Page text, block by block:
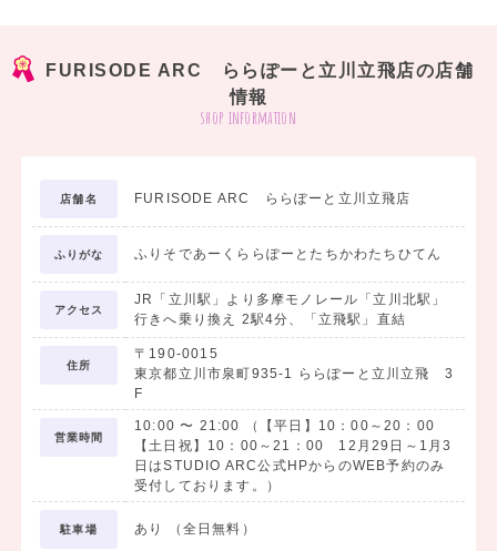
卒業袴フルセットレンタル 15,300円～
-------------------
-------------------
二尺振袖、袴、襦袢、半襟、
重ね衿、草履、半巾帯、衿芯
腰紐3本、コーリンベルト、伊達締め2本
-------------------
レンタルの流れ
FURISODE ARC ららぽーと立川立飛店の店舗
情報
shop information
店舗名 FURISODE ARC ららぽーと立川立飛店
ふりがな ふりそであーくららぽーとたちかわたちひてん
アクセス
JR「立川駅」より多摩モノレール「立川北駅」
行きへ乗り換え 2駅4分、「立飛駅」直結
住所
〒190-0015
東京都立川市泉町935-1 ららぽーと立川立飛 3
F
営業時間
10:00 〜 21:00
（【平日】10：00～20：00
【土日祝】10：00～21：00 12月29日～1月3
日はSTUDIO ARC公式HPからのWEB予約のみ
受付しております。）
駐車場 あり （全日無料）